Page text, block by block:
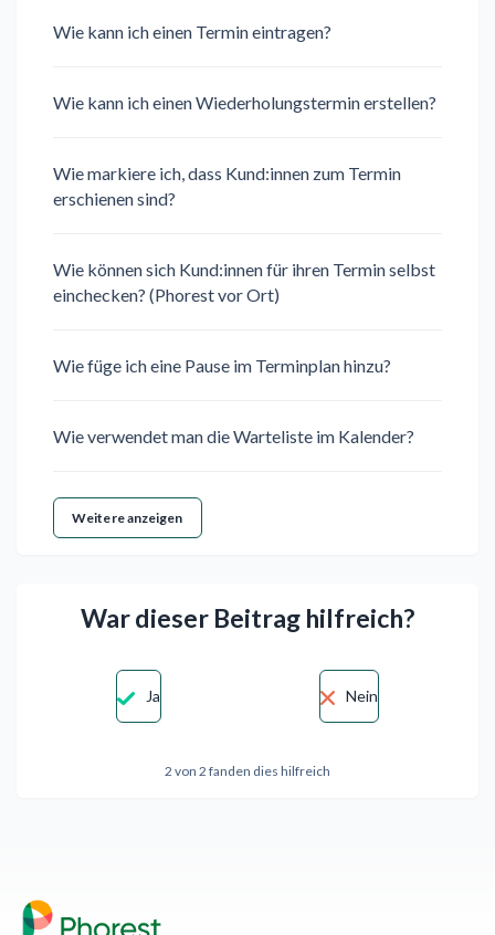
Wie kann ich einen Termin eintragen?
Wie kann ich einen Wiederholungstermin erstellen?
Wie markiere ich, dass Kund:innen zum Termin
erschienen sind?
Wie können sich Kund:innen für ihren Termin selbst
einchecken? (Phorest vor Ort)
Wie füge ich eine Pause im Terminplan hinzu?
Wie verwendet man die Warteliste im Kalender?
Weitere anzeigen
War dieser Beitrag hilfreich?
Ja Nein
2 von 2 fanden dies hilfreich